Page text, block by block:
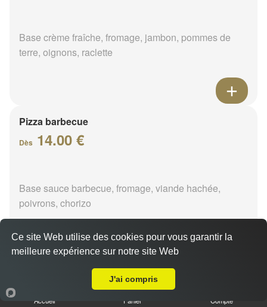
Base crème fraîche, fromage, jambon, pommes de
terre, oignons, raclette
Pizza barbecue
Dès 14.00 €
Base sauce barbecue, fromage, viande hachée,
poivrons, chorizo
Accueil Panier Compte
Ce site Web utilise des cookies pour vous garantir la
meilleure expérience sur notre site Web
J'ai compris